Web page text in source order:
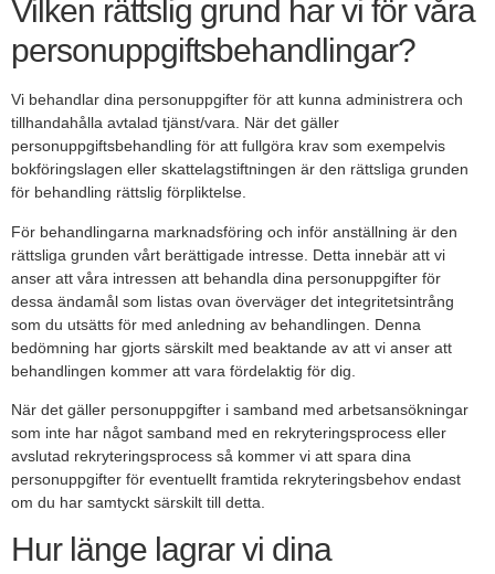
Vilken rättslig grund har vi för våra
personuppgiftsbehandlingar?
Vi behandlar dina personuppgifter för att kunna administrera och
tillhandahålla avtalad tjänst/vara. När det gäller
personuppgiftsbehandling för att fullgöra krav som exempelvis
bokföringslagen eller skattelagstiftningen är den rättsliga grunden
för behandling rättslig förpliktelse.
För behandlingarna marknadsföring och inför anställning är den
rättsliga grunden vårt berättigade intresse. Detta innebär att vi
anser att våra intressen att behandla dina personuppgifter för
dessa ändamål som listas ovan överväger det integritetsintrång
som du utsätts för med anledning av behandlingen. Denna
bedömning har gjorts särskilt med beaktande av att vi anser att
behandlingen kommer att vara fördelaktig för dig.
När det gäller personuppgifter i samband med arbetsansökningar
som inte har något samband med en rekryteringsprocess eller
avslutad rekryteringsprocess så kommer vi att spara dina
personuppgifter för eventuellt framtida rekryteringsbehov endast
om du har samtyckt särskilt till detta.
Hur länge lagrar vi dina